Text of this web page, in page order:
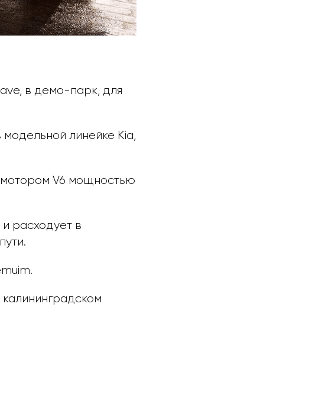
в демо-парк, для
линейке Kia,
мотором V6 мощностью
расходует в